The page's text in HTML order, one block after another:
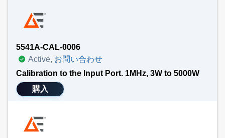
5541A-CAL-0006
Active, お問い合わせ
Calibration to the Input Port. 1MHz, 3W to 5000W
購入